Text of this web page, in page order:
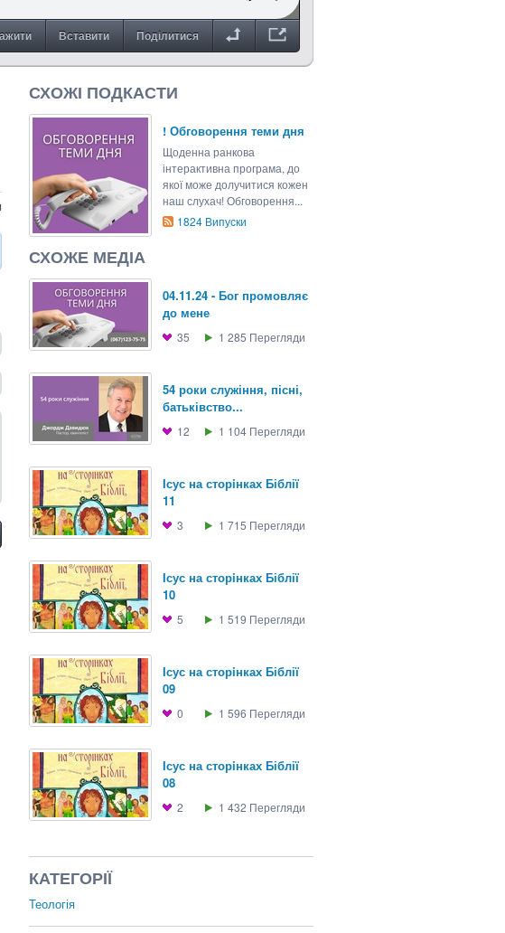
Поділитися
Вставити
СХОЖІ ПОДКАСТИ
! Обговорення теми дня
Щоденна ранкова
інтерактивна програма, до
якої може долучитися кожен
наш слухач! Обговорення...
1824 Випуски
СХОЖЕ МЕДІА
04.11.24 - Бог промовляє
до мене
35 1 285 Перегляди
54 роки служіння, пісні,
батьківство...
12 1 104 Перегляди
Iсус на сторiнках Біблії
11
3 1 715 Перегляди
Iсус на сторiнках Біблії
10
5 1 519 Перегляди
Iсус на сторiнках Біблії
09
0 1 596 Перегляди
Iсус на сторiнках Біблії
08
2 1 432 Перегляди
КАТЕГОРІЇ
Теологія